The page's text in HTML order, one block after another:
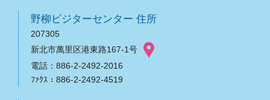
野柳ビジターセンター 住所
207305
新北市萬里区港東路167-1号
電話：886-2-2492-2016
ﾌｧｸｽ：886-2-2492-4519